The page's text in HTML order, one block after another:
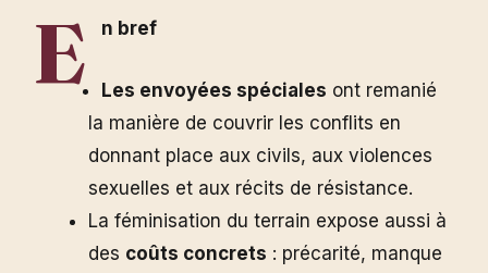
E n bref
Les envoyées spéciales ont remanié
la manière de couvrir les conflits en
donnant place aux civils, aux violences
sexuelles et aux récits de résistance.
La féminisation du terrain expose aussi à
des coûts concrets : précarité, manque